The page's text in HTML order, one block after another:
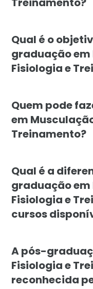
Qual é o
graduação
Fisiologia e
Quem pode
em
Treinamento?
Qual é a
graduação
Fisiologia e
cursos
A pós-
Fisiologia e
reconhecida